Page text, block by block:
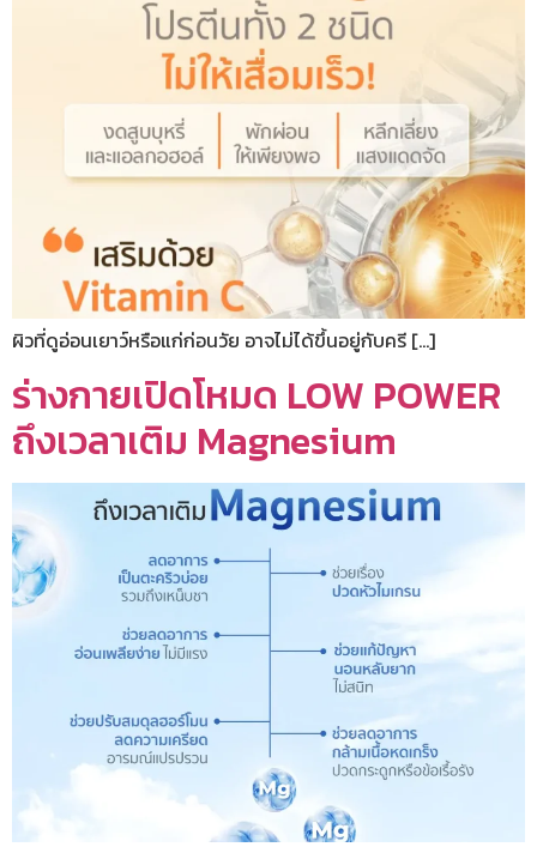
ผิวที่ดูอ่อนเยาว์หรือแก่ก่อนวัย อาจไม่ได้ขึ้นอยู่กับครี […]
ร่างกายเปิดโหมด LOW POWER
ถึงเวลาเติม Magnesium